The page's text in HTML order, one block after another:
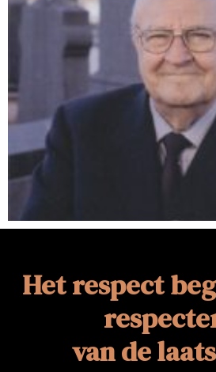
Het respect
van de